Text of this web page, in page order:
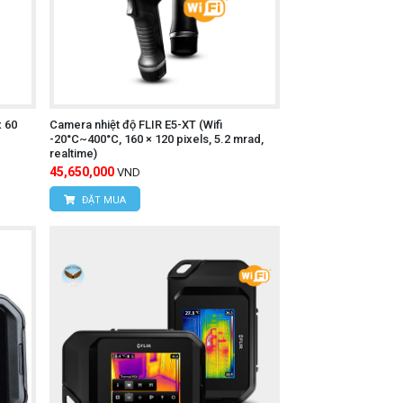
nhớ (nếu có).
liên hệ trực tiếp với chúng tôi:
TP Hà Nội
60
Camera nhiệt độ FLIR E5-XT (Wifi
-20°C~400°C, 160 × 120 pixels, 5.2 mrad,
realtime)
45,650,000 VND
ĐẶT MUA